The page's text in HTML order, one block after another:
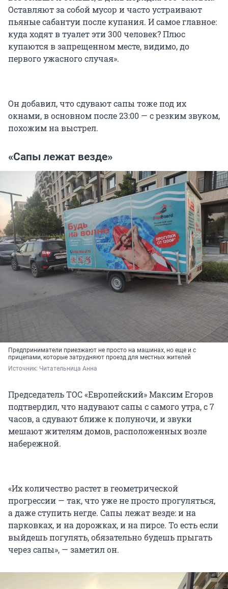
Оставляют за собой мусор и часто устраивают
пьяные сабантуи после купания. И самое главное:
куда ходят в туалет эти 300 человек? Плюс
купаются в запрещенном месте, видимо, до
первого ужасного случая».
Он добавил, что сдувают сапы тоже под их
окнами, в основном после 23:00 — с резким звуком,
похожим на выстрел.
«Сапы лежат везде»
Предприниматели приезжают не просто на машинах, но еще и с
прицепами, которые затрудняют проезд для местных жителей
Источник: Читательница Анна
Председатель ТОС «Европейский» Максим Егоров
подтвердил, что надувают сапы с самого утра, с 7
часов, а сдувают ближе к полуночи, и звуки
мешают жителям домов, расположенных возле
набережной.
«Их количество растет в геометрической
прогрессии — так, что уже не просто прогуляться,
а даже ступить негде. Сапы лежат везде: и на
парковках, и на дорожках, и на пирсе. То есть если
выйдешь погулять, обязательно будешь прыгать
через сапы», — заметил он.